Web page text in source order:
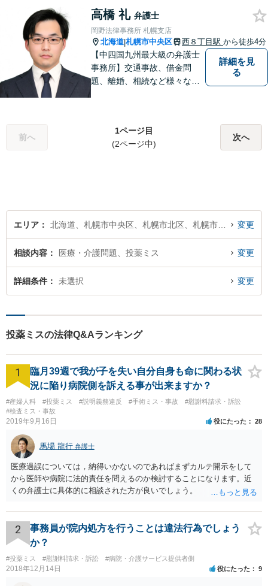
やすい説明をすること、動き
のあった都度の報告をして、
依頼者の不安や疑問の解消に
努めています。
高橋 礼 弁護士
岡野法律事務所 札幌支店
北海道|札幌市中央区 西８丁目駅 から徒歩4分
【中四国九州最大級の弁護士
事務所】交通事故、借金問
題、離婚、相続など様々な問
詳細を見
る
前へ
1ページ目
(2ページ中)
次へ
エリア 変更
相談内容 医療・介護問題、投薬ミス 変更
詳細条件 未選択 変更
投薬ミスの法律Q&Aランキング
1
臨月39週で我が子を失い自分自身も命に関わる状
況に陥り病院側を訴える事が出来ますか？
#産婦人科 #投薬ミス #説明義務違反 #手術ミス・事故
#慰謝料請求・訴訟
#検査ミス・事故
2019年9月16日 役にたった 28
馬場 龍行 弁護士
医療過誤については，納得いかないのであればまずカルテ開示をして
から医師や病院に法的責任を問えるのか検討することになります。近
くの弁護士に具体的に相談された方が良いでしょう。
2
事務員が院内処方を行うことは違法行為でしょう
か？
#投薬ミス #慰謝料請求・訴訟 #病院・介護サービス提供者側
2018年12月14日 役にたった 9